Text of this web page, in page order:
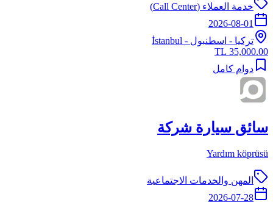
خدمة العملاء (Call Center)
2026-08-01
تركيا - اسطنبول - İstanbul
35,000.00 TL
دوام كامل
سائق سيارة شركة
Yardım köprüsü
المهن والخدمات الاجتماعية
2026-07-28